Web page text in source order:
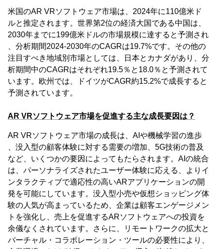
米国のAR VRソフトウェア市場は、2024年に110億米ド
ルと推定されます。世界第2位の経済大国である中国は、
2030年までに199億米ドルの市場規模に達すると予測され
、分析期間2024-2030年のCAGRは19.7%です。その他の
注目すべき地域別市場としては、日本とカナダがあり、分
析期間中のCAGRはそれぞれ19.5％と18.0％と予測されて
います。欧州では、ドイツがCAGR約15.2%で成長すると
予測されています。
AR VRソフトウェア市場を促進する主な成長要因は？
AR VRソフトウェア市場の成長は、AIや機械学習の進歩
、没入型の顧客体験に対する需要の増加、5G技術の普及
など、いくつかの要因によってもたらされます。AIの統合
は、パーソナライズされたユーザー体験に応える、よりイ
ンタラクティブで適応性の高いARアプリケーションの開
発を可能にしています。没入型小売や仮想ショッピング体
験の人気が高まっているため、企業は顧客エンゲージメン
トを強化し、売上を促進するARソフトウェアへの投資を
余儀なくされています。さらに、リモートワークの拡大と
バーチャル・コラボレーション・ツールの必要性により、